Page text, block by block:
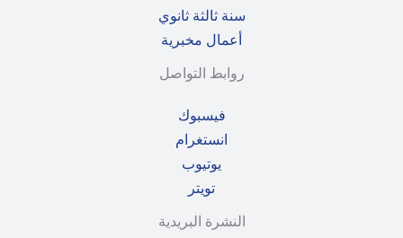
سنة ثالثة ثانوي
أعمال مخبرية
روابط التواصل
فيسبوك
انستغرام
يوتيوب
تويتر
النشرة البريدية